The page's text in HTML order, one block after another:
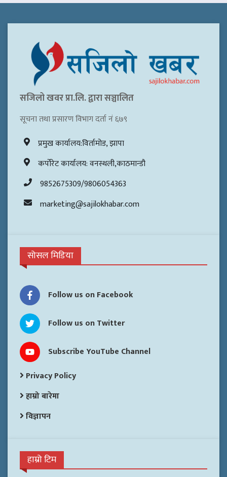
सजिलो खवर प्रा.लि. द्वारा सञ्चालित
सूचना तथा प्रसारण विभाग दर्ता नं ६७९
प्रमुख कार्यालय:विर्तामोड, झापा
कर्पोरेट कार्यालय: वनस्थली,काठमान्डौ
9852675309/9806054363
marketing@sajilokhabar.com
सोसल मिडिया
Follow us on Facebook
Follow us on Twitter
Subscribe YouTube Channel
Privacy Policy
हाम्रो बारेमा
विज्ञापन
हाम्रो टिम